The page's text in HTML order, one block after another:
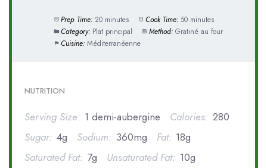
Prep Time: 20 minutes Cook Time: 50 minutes
Category: Plat principal Method: Gratiné au four
Cuisine: Méditerranéenne
NUTRITION
Serving Size: 1 demi-aubergine Calories: 280
Sugar: 4g Sodium: 360mg Fat: 18g
Saturated Fat: 7g Unsaturated Fat: 10g